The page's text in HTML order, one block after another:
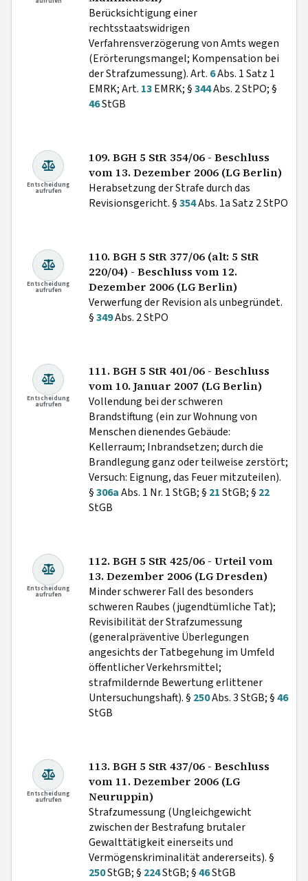
Berücksichtigung einer
rechtsstaatswidrigen
Verfahrensverzögerung von Amts wegen
(Erörterungsmangel; Kompensation bei
der Strafzumessung). Art. 6Abs. 1 Satz 1
EMRK; Art. 13EMRK; §344Abs. 2 StPO; §
46StGB
Entscheidung
aufrufen
109. BGH 5 StR 354/06 - Beschluss
vom 13. Dezember 2006 (LG Berlin)
Herabsetzung der Strafe durch das
Revisionsgericht. §354Abs. 1a Satz 2 StPO
Entscheidung
aufrufen
110. BGH 5 StR 377/06 (alt: 5 StR
220/04) - Beschluss vom 12.
Dezember 2006 (LG Berlin)
Verwerfung der Revision als unbegründet.
§349Abs. 2 StPO
Entscheidung
aufrufen
111. BGH 5 StR 401/06 - Beschluss
vom 10. Januar 2007 (LG Berlin)
Vollendung bei der schweren
Brandstiftung (ein zur Wohnung von
Menschen dienendes Gebäude:
Kellerraum; Inbrandsetzen; durch die
Brandlegung ganz oder teilweise zerstört;
Versuch: Eignung, das Feuer mitzuteilen).
§306aAbs. 1 Nr. 1 StGB; § 21StGB; § 22
StGB
Entscheidung
aufrufen
112. BGH 5 StR 425/06 - Urteil vom
13. Dezember 2006 (LG Dresden)
Minder schwerer Fall des besonders
schweren Raubes (jugendtümliche Tat);
Revisibilität der Strafzumessung
(generalpräventive Überlegungen
angesichts der Tatbegehung im Umfeld
öffentlicher Verkehrsmittel;
strafmildernde Bewertung erlittener
Untersuchungshaft). § 250Abs. 3 StGB; §46
StGB
Entscheidung
aufrufen
113. BGH 5 StR 437/06 - Beschluss
vom 11. Dezember 2006 (LG
Neuruppin)
Strafzumessung (Ungleichgewicht
zwischen der Bestrafung brutaler
Gewalttätigkeit einerseits und
Vermögenskriminalität andererseits). §
250StGB; § 224StGB; §46StGB